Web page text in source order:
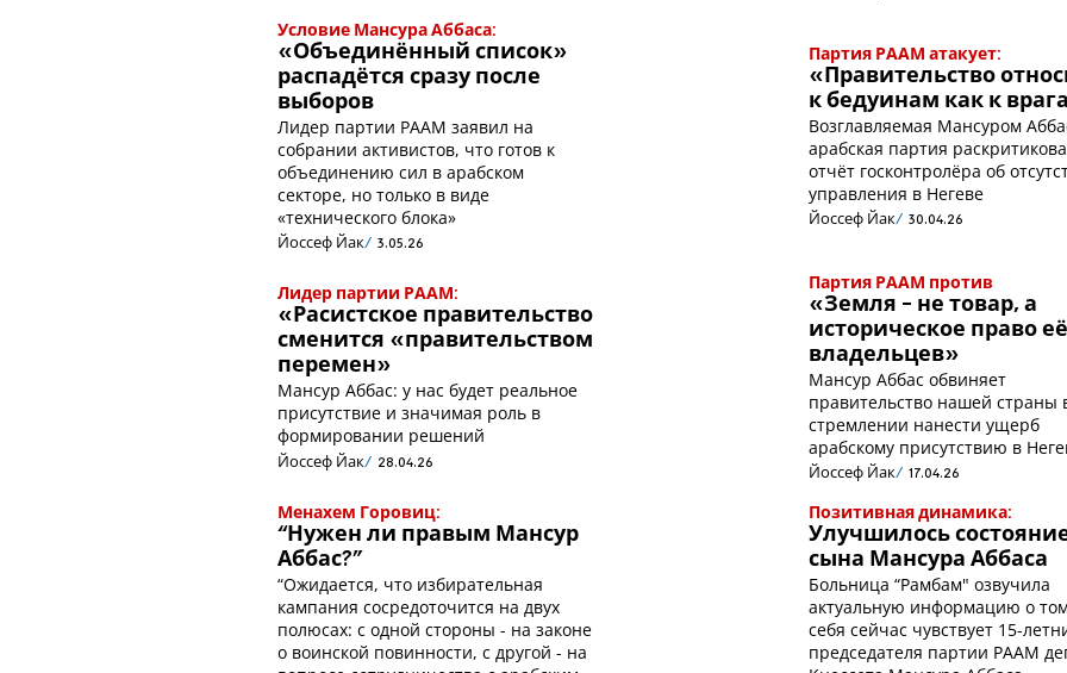
Условие Мансура Аббаса:
«Объединённый список»
распадётся сразу после
выборов
Лидер партии РААМ заявил на
собрании активистов, что готов к
объединению сил в арабском
секторе, но только в виде
«технического блока»
Йоссеф Йак 3.05.26
Партия РААМ атакует:
«Правительство
к бедуинам как к
Возглавляемая Мансуром
арабская партия
отчёт госконтролёра об
управления в Негеве
Йоссеф Йак 30.04.26
Лидер партии РААМ:
«Расистское правительство
сменится «правительством
перемен»
Мансур Аббас: у нас будет реальное
присутствие и значимая роль в
формировании решений
Йоссеф Йак 28.04.26
Партия РААМ против
«Земля - не товар, а
историческое право её
владельцев»
Мансур Аббас обвиняет
правительство нашей страны
стремлении нанести ущерб
арабскому присутствию в
Йоссеф Йак 17.04.26
Менахем Горовиц:
“Нужен ли правым Мансур
Аббас?"
“Ожидается, что избирательная
кампания сосредоточится на двух
полюсах: с одной стороны - на законе
о воинской повинности, с другой - на
Позитивная динамика:
Улучшилось
сына Мансура Аббаса
Больница “Рамбам" озвучила
актуальную информацию о
себя сейчас чувствует 15-
председателя партии РААМ